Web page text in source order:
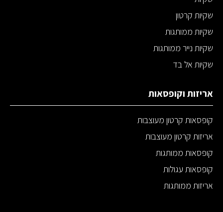
שקיות קרטון
שקיות ממותגות
שקיות נייר ממותגות
שקיות אל בד
אריזות וקופסאות
קופסאות קרטון מעוצבות
אריזות קרטון מעוצבות
קופסאות ממותגות
קופסאות עגולות
אריזות ממותגות